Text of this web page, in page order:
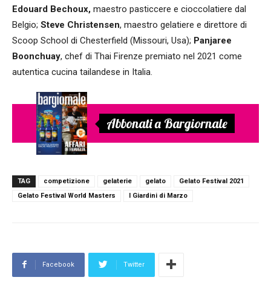
Edouard Bechoux, maestro pasticcere e cioccolatiere dal
Belgio; Steve Christensen, maestro gelatiere e direttore di
Scoop School di Chesterfield (Missouri, Usa); Panjaree
Boonchuay, chef di Thai Firenze premiato nel 2021 come
autentica cucina tailandese in Italia.
Abbonati a Bargiornale
TAG competizione gelaterie gelato
Gelato Festival 2021
Gelato Festival World Masters
I Giardini di Marzo
Facebook Twitter